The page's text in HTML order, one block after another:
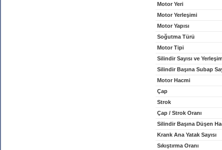
Motor Yeri
Motor Yerleşimi
Motor Yapısı
Soğutma Türü
Motor Tipi
Silindir Sayısı ve
Silindir Başına Subap
Motor Hacmi
Çap
Strok
Çap / Strok Oranı
Silindir Başına Düşen
Krank Ana Yatak Sayısı
Sıkıştırma Oranı